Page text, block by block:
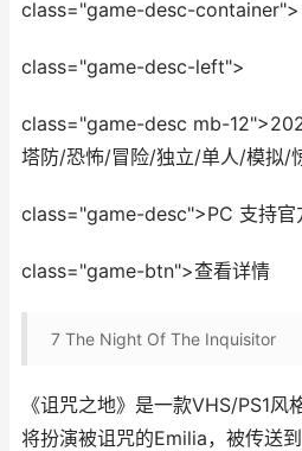
class="game-desc-container">
class="game-desc-left">
class="game-desc mb-
塔防/恐怖/冒险/独立/单人/模拟/
class="game-desc">PC 支持官
class="game-btn">查看详情
7 The Night Of The Inquisitor
《诅咒之地》是一款VHS/PS1风
将扮演被诅咒的Emilia，被传送